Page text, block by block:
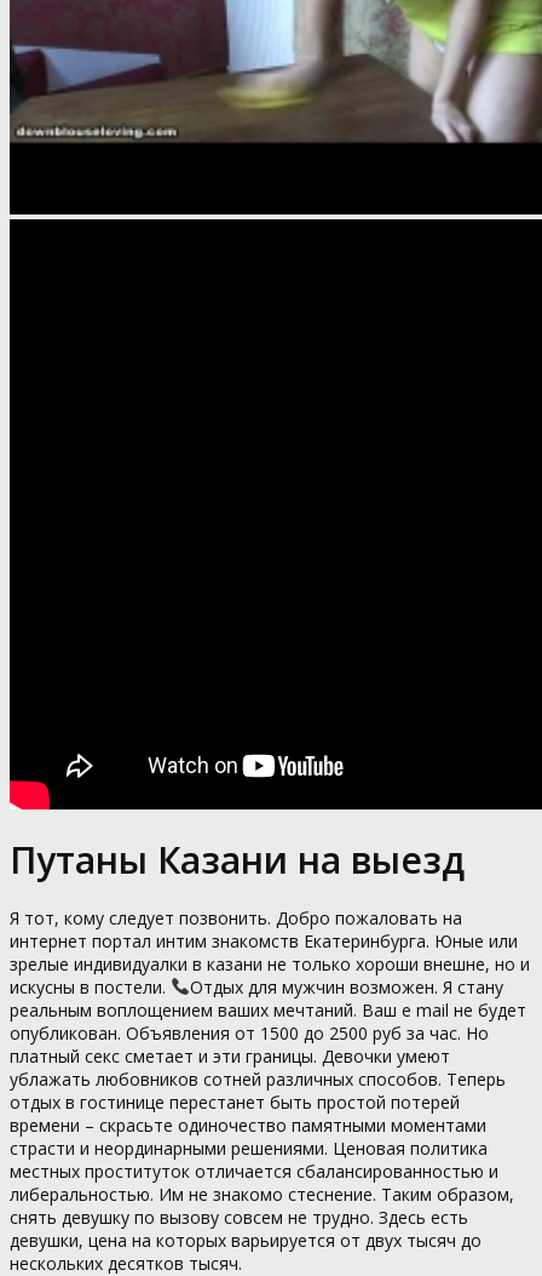
Путаны Казани на выезд
Я тот, кому следует позвонить. Добро пожаловать на
интернет портал интим знакомств Екатеринбурга. Юные или
зрелые индивидуалки в казани не только хороши внешне, но и
искусны в постели.
Отдых для мужчин возможен. Я стану
реальным воплощением ваших мечтаний. Ваш e mail не будет
опубликован. Объявления от 1500 до 2500 руб за час. Но
платный секс сметает и эти границы. Девочки умеют
ублажать любовников сотней различных способов. Теперь
отдых в гостинице перестанет быть простой потерей
времени – скрасьте одиночество памятными моментами
страсти и неординарными решениями. Ценовая политика
местных проституток отличается сбалансированностью и
либеральностью. Им не знакомо стеснение. Таким образом,
снять девушку по вызову совсем не трудно. Здесь есть
девушки, цена на которых варьируется от двух тысяч до
нескольких десятков тысяч.